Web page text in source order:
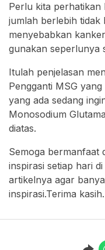
Perlu kita perhatikan
jumlah berlebih tidak
menyebabkan
gunakan seperlunya
Itulah penjelasan
Pengganti MSG
yang ada sedang
Monosodium
diatas.
Semoga bermanfaat
inspirasi setiap hari
artikelnya agar
inspirasi.Terima kasih.